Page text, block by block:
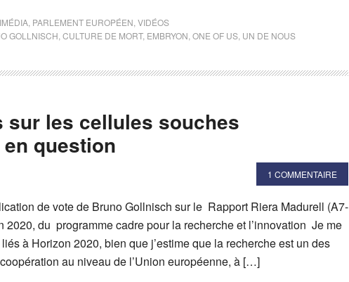
PARLEMENT EUROPÉEN VIDÉOS
GOLLNISCH CULTURE DE MORT, EMBRYON ONE OF US UN DE NOUS
sur les cellules souches
question
1 COMMENTAIRE
de vote de Bruno Gollnisch sur le Rapport Riera Madurell (A7-
2020, du programme cadre pour la recherche et l’innovation Je me
à Horizon 2020, bien que j’estime que la recherche est un des
au niveau de l’Union européenne, à […]